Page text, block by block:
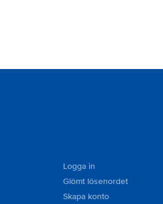
Logga in
Glömt lösenordet
Skapa konto